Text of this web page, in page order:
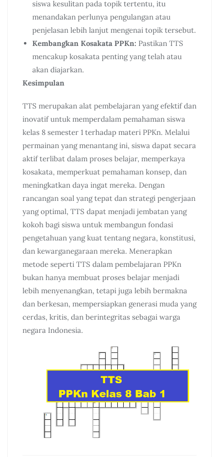
siswa kesulitan pada topik tertentu, itu
menandakan perlunya pengulangan atau
penjelasan lebih lanjut mengenai topik tersebut.
Kembangkan Kosakata PPKn: Pastikan TTS
mencakup kosakata penting yang telah atau
akan diajarkan.
Kesimpulan
TTS merupakan alat pembelajaran yang efektif dan
inovatif untuk memperdalam pemahaman siswa
kelas 8 semester 1 terhadap materi PPKn. Melalui
permainan yang menantang ini, siswa dapat secara
aktif terlibat dalam proses belajar, memperkaya
kosakata, memperkuat pemahaman konsep, dan
meningkatkan daya ingat mereka. Dengan
rancangan soal yang tepat dan strategi pengerjaan
yang optimal, TTS dapat menjadi jembatan yang
kokoh bagi siswa untuk membangun fondasi
pengetahuan yang kuat tentang negara, konstitusi,
dan kewarganegaraan mereka. Menerapkan
metode seperti TTS dalam pembelajaran PPKn
bukan hanya membuat proses belajar menjadi
lebih menyenangkan, tetapi juga lebih bermakna
dan berkesan, mempersiapkan generasi muda yang
cerdas, kritis, dan berintegritas sebagai warga
negara Indonesia.